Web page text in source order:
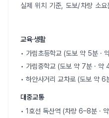
실제 위치 기준, 도보/차량 소요
교육·생활
• 가림초등학교 (도보 약 5분 ·
• 가림중학교 (도보 약 7분 · 약
• 하안사거리 교차로 (도보 약
대중교통
• 1호선 독산역 (차량 6–8분 ·